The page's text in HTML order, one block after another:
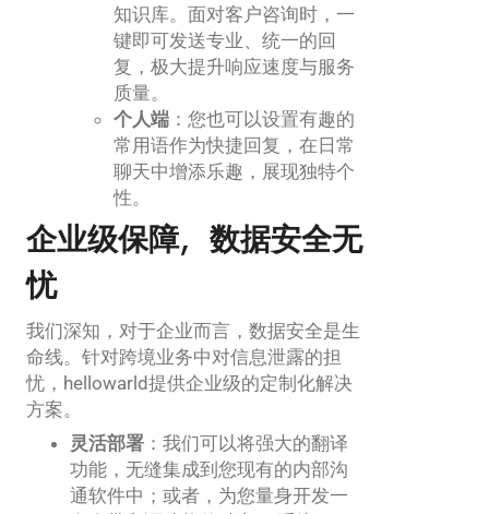
知识库。面对客户咨询时，一
键即可发送专业、统一的回
复，极大提升响应速度与服务
质量。
个人端 ：您也可以设置有趣的
常用语作为快捷回复，在日常
聊天中增添乐趣，展现独特个
性。
企业级保障，数据安全无
忧
我们深知，对于企业而言，数据安全是生
命线。针对跨境业务中对信息泄露的担
忧，hellowarld提供企业级的定制化解决
方案。
灵活部署 ：我们可以将强大的翻译
功能，无缝集成到您现有的内部沟
通软件中；或者，为您量身开发一